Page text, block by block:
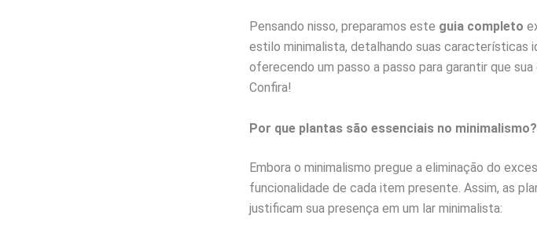
Pensando nisso, preparamos este guia completo
estilo minimalista, detalhando suas características
oferecendo um passo a passo para garantir que
Confira!
Por que plantas são essenciais no minimalismo?
Embora o minimalismo pregue a eliminação do
funcionalidade de cada item presente. Assim, as
justificam sua presença em um lar minimalista: